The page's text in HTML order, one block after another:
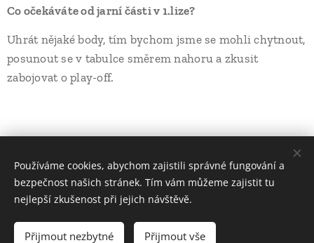
Co očekáváte od jarní části v 1.lize?
Uhrát nějaké body, tím bychom jsme se mohli chytnout,
posunout se v tabulce směrem nahoru a zkusit
zabojovat o play-off.
Všechna práva vyhrazena | HBC Malenovice 2024
Používáme cookies, abychom zajistili správné fungování a
bezpečnost našich stránek. Tím vám můžeme zajistit tu
nejlepší zkušenost při jejich návštěvě.
Přijmout nezbytné Přijmout vše